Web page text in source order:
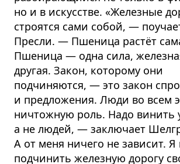
но и в искусстве. «Железные
строятся сами собой, —
Пресли. — Пшеница растёт
Пшеница — одна сила,
другая. Закон, которому они
подчиняются, — это закон
и предложения. Люди во всем
ничтожную роль. Надо винить
а не людей, — заключает
А от меня ничего не зависит. Я
подчинить железную дорогу